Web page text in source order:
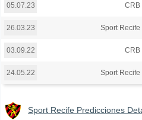
05.07.23 CRB
26.03.23 Sport Recife
03.09.22 CRB
24.05.22 Sport Recife
Sport Recife Predicciones